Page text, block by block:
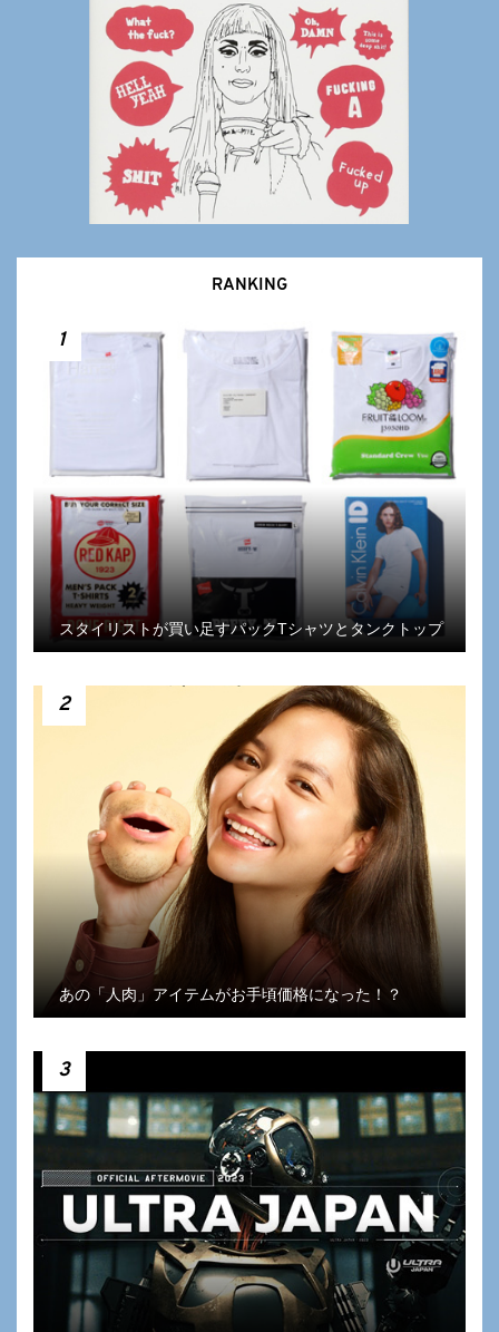
RANKING
1
スタイリストが買い足すパックTシャツとタンクトップ
2
あの「人肉」アイテムがお手頃価格になった！？
3